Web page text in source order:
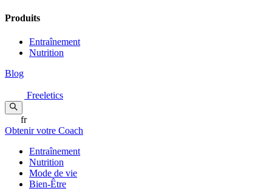
Produits
Entraînement
Nutrition
Blog
Freeletics
fr
Obtenir votre Coach
Entraînement
Nutrition
Mode de vie
Bien-Être